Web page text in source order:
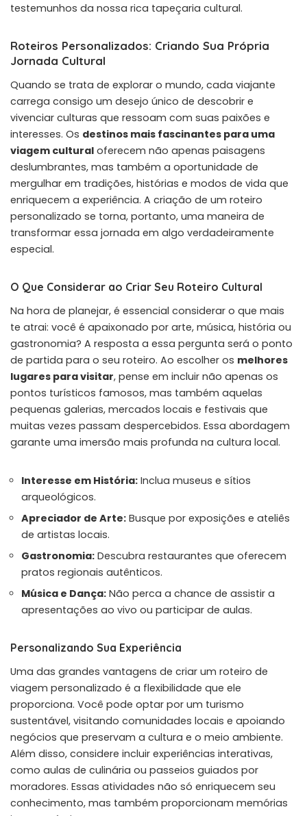
testemunhos da nossa rica tapeçaria cultural.
Roteiros Personalizados: Criando Sua Própria
Jornada Cultural
Quando se trata de explorar o mundo, cada viajante
carrega consigo um desejo único de descobrir e
vivenciar culturas que ressoam com suas paixões e
interesses. Os destinos mais fascinantes para uma
viagem cultural oferecem não apenas paisagens
deslumbrantes, mas também a oportunidade de
mergulhar em tradições, histórias e modos de vida que
enriquecem a experiência. A criação de um roteiro
personalizado se torna, portanto, uma maneira de
transformar essa jornada em algo verdadeiramente
especial.
O Que Considerar ao Criar Seu Roteiro Cultural
Na hora de planejar, é essencial considerar o que mais
te atrai: você é apaixonado por arte, música, história ou
gastronomia? A resposta a essa pergunta será o ponto
de partida para o seu roteiro. Ao escolher os melhores
lugares para visitar, pense em incluir não apenas os
pontos turísticos famosos, mas também aquelas
pequenas galerias, mercados locais e festivais que
muitas vezes passam despercebidos. Essa abordagem
garante uma imersão mais profunda na cultura local.
Interesse em História: Inclua museus e sítios
arqueológicos.
Apreciador de Arte: Busque por exposições e ateliês
de artistas locais.
Gastronomia: Descubra restaurantes que oferecem
pratos regionais autênticos.
Música e Dança: Não perca a chance de assistir a
apresentações ao vivo ou participar de aulas.
Personalizando Sua Experiência
Uma das grandes vantagens de criar um roteiro de
viagem personalizado é a flexibilidade que ele
proporciona. Você pode optar por um turismo
sustentável, visitando comunidades locais e apoiando
negócios que preservam a cultura e o meio ambiente.
Além disso, considere incluir experiências interativas,
como aulas de culinária ou passeios guiados por
moradores. Essas atividades não só enriquecem seu
conhecimento, mas também proporcionam memórias